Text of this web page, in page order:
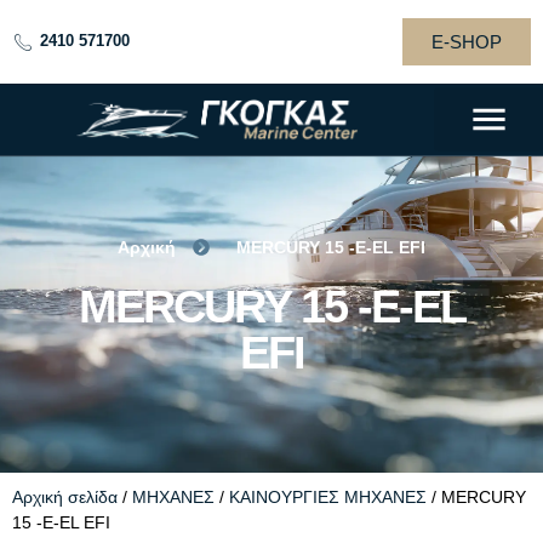
E-SHOP
2410 571700
MERCURY 15 -E-
EL EFI
Αρχική MERCURY 15 -E-EL EFI
MERCURY 15 -E-EL
EFI
Αρχική σελίδα / ΜΗΧΑΝΕΣ / ΚΑΙΝΟΥΡΓΙΕΣ ΜΗΧΑΝΕΣ / MERCURY
15 -E-EL EFI